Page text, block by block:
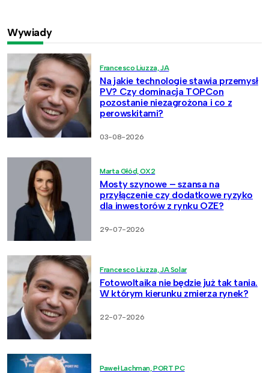
Wywiady
Francesco Liuzza, JA
Na jakie technologie stawia przemysł
PV? Czy dominacja TOPCon
pozostanie niezagrożona i co z
perowskitami?
03-08-2026
Marta Głód, OX2
Mosty szynowe – szansa na
przyłączenie czy dodatkowe ryzyko
dla inwestorów z rynku OZE?
29-07-2026
Francesco Liuzza, JA Solar
Fotowoltaika nie będzie już tak tania.
W którym kierunku zmierza rynek?
22-07-2026
Paweł Lachman, PORT PC